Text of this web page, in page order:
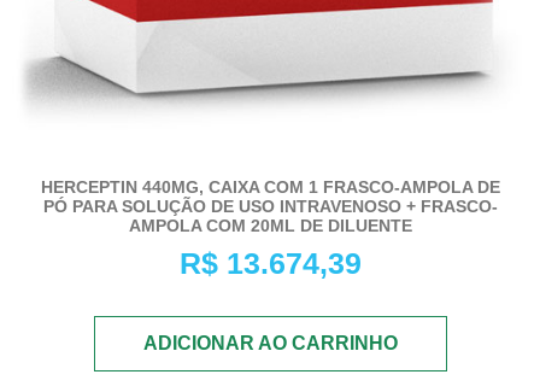
HERCEPTIN 440MG, CAIXA COM 1 FRASCO-AMPOLA DE
PÓ PARA SOLUÇÃO DE USO INTRAVENOSO + FRASCO-
AMPOLA COM 20ML DE DILUENTE
R$13.674,39
ADICIONAR AO CARRINHO